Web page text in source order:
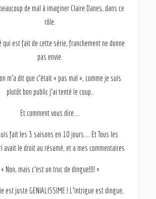
de mal à imaginer Claire Danes, dans ce
rôle.
qui est fait de cette série, franchement ne donne
pas envie.
m’a dit que c’était « pas mal », comme je suis
plutôt bon public j’ai tenté le coup..
Et comment vous dire….
fait les 3 saisons en 10 jours…. Et Tous les
avait le droit au résumé, et a mes commentaires
« Non, mais c’est un truc de dingue!!!! »
est juste GENIALISSIME ! L’intrigue est dingue,